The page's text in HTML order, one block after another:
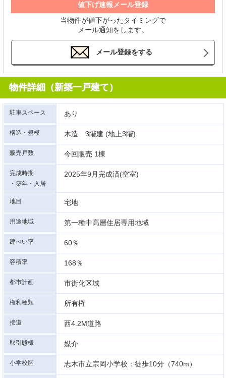
値下げ速報メール登録
当物件が値下がったタイミングで
メール通知をします。
メール登録をする
物件詳細（新築一戸建て）
駐車スペース あり
構造・規模 木造 3階建 (地上3階)
販売戸数 今回販売 1棟
完成時期
・築年・入居
2025年9月完成済(空室)
地目 宅地
用途地域 第一種中高層住居専用地域
建ぺい率 60％
容積率 168％
都市計画 市街化区域
権利種類 所有権
接道 西4.2M道路
取引態様 媒介
小学校区 志木市立宗岡小学校：徒歩10分（740m）